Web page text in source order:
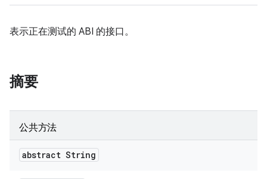
表示正在测试的 ABI 的接口。
摘要
公共方法
abstract String